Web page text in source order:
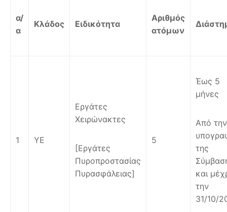
α/
α
Κλάδος Ειδικότητα
Αριθμός
ατόμων
1 ΥΕ
Εργάτες
Χειρώνακτες
[Εργάτες
Πυροπροστασίας
Πυρασφάλειας]
5
Έως 5
μήνες
Από την
της
και
την
31/10/